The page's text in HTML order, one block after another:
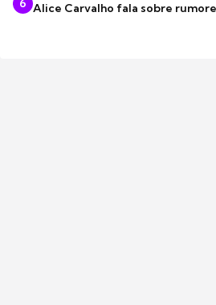
6 Alice Carvalho fala sobre